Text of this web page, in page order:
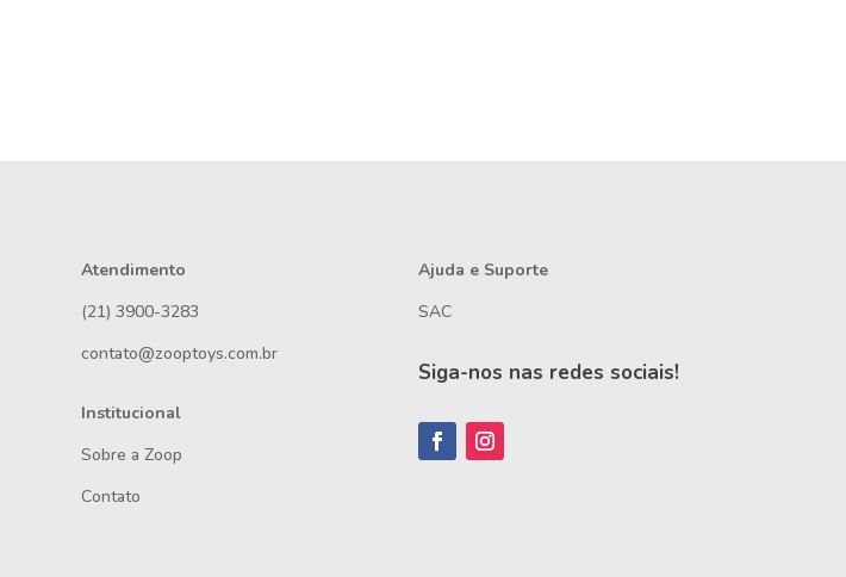
Atendimento
(21) 3900-3283
contato@zooptoys.com.br
Institucional
Sobre a Zoop
Contato
Ajuda e Suporte
SAC
Siga-nos nas redes sociais!